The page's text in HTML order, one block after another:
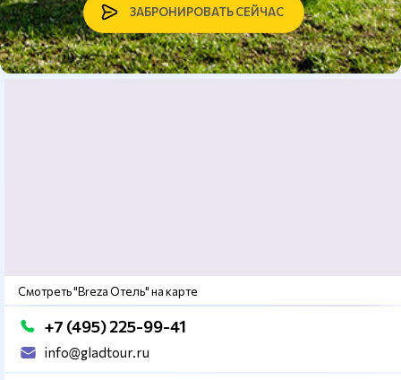
ЗАБРОНИРОВАТЬ СЕЙЧАС
Смотреть "Breza Отель" на карте
+7 (495) 225-99-41
info@gladtour.ru